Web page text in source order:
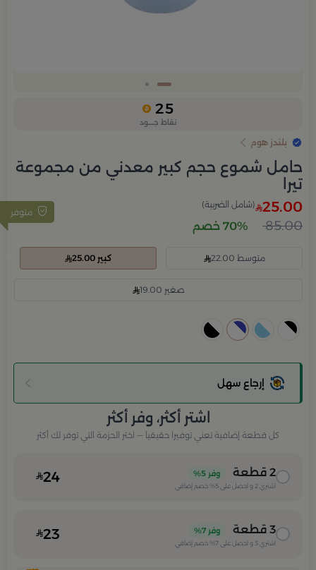
25
نقاط جــــود
بلندز هوم
حامل شموع حجم كبير معدني من مجموعة
تيرا
متوفر 25.00 (شامل الضريبة)
85.00 70% خصم
متوسط 22.00 كبير 25.00
صغير 19.00
إرجاع سهل
اشتر أكثر، وفر أكثر
كل قطعة إضافية تعني توفيرا حقيقيا — اختر الحزمة التي توفر لك أكثر
2 قطعة وفر 5%
اشتري 2 و احصل على 5% خصم إضافي 24
3 قطعة وفر 7%
اشتري 3 و احصل على 7% خصم إضافي 23